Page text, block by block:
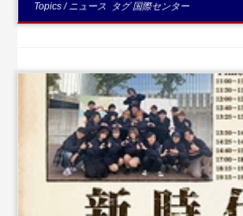
Topics/ニュース タグ国際センター
...続きを読む